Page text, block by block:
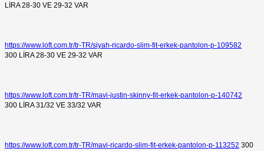
LİRA 28-30 VE 29-32 VAR
https://www.loft.com.tr/tr-TR/siyah-ricardo-slim-fit-erkek-pantolon-p-109582
300 LİRA 28-30 VE 29-32 VAR
https://www.loft.com.tr/tr-TR/mavi-justin-skinny-fit-erkek-pantolon-p-140742
300 LİRA 31/32 VE 33/32 VAR
https://www.loft.com.tr/tr-TR/mavi-ricardo-slim-fit-erkek-pantolon-p-113252 300